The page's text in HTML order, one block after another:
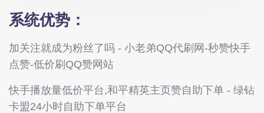
系统优势：
加关注就成为粉丝了吗 - 小老弟QQ代刷网-秒赞快手
点赞-低价刷QQ赞网站
快手播放量低价平台,和平精英主页赞自助下单 - 绿钻
卡盟24小时自助下单平台